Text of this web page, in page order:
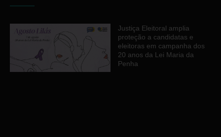
Justiça Eleitoral amplia
proteção a candidatas e
eleitoras em campanha dos
20 anos da Lei Maria da
Penha